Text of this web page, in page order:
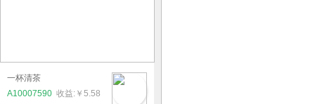
一杯清茶
A10007590
￥5.58